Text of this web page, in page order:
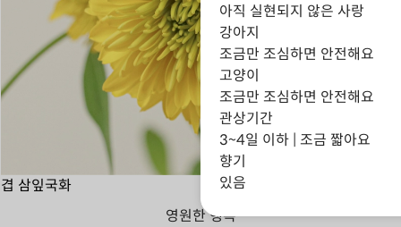
겹 삼잎국화
영원한 행복
아직 실현되지 않은 사랑
강아지
조금만 조심하면 안전해요
고양이
조금만 조심하면 안전해요
관상기간
3~4일 이하 | 조금 짧아요
향기
있음